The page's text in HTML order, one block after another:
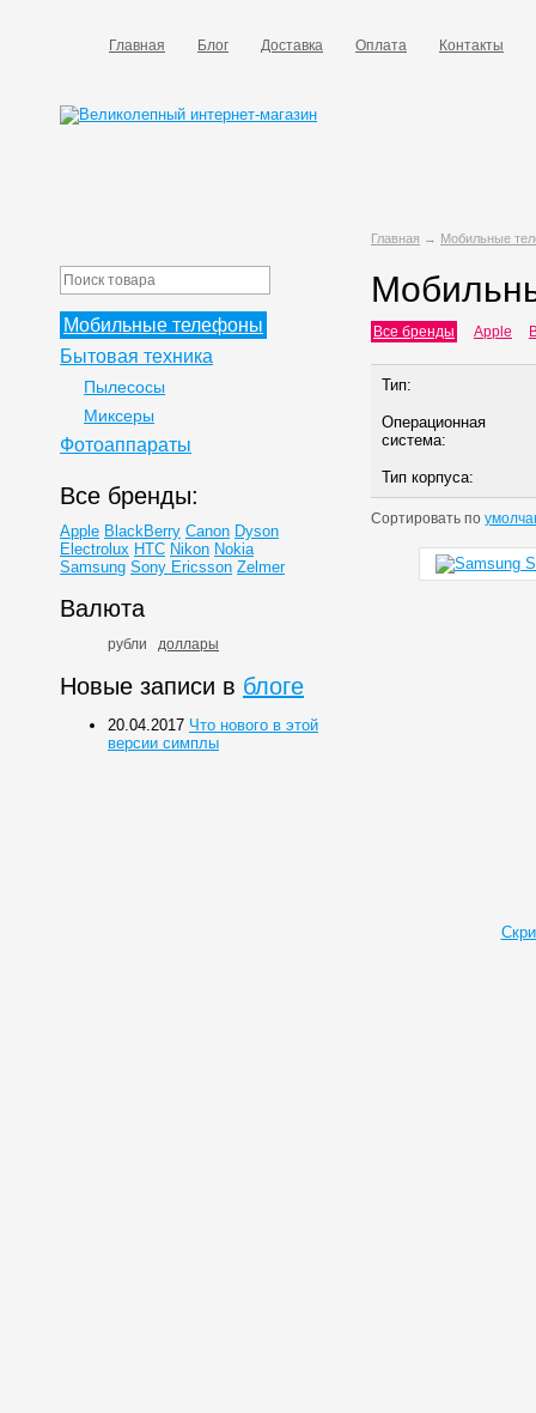
Главная Блог Доставка Оплата Контакты
Главная → Мобильные
Все бренды Apple
Тип:
Операционная
система:
Тип корпуса:
Сортировать по
Мобильные телефоны
Бытовая техника
Пылесосы
Миксеры
Фотоаппараты
Все бренды:
Apple BlackBerry Canon Dyson
Electrolux HTC Nikon Nokia
Samsung Sony Ericsson Zelmer
Валюта
рубли доллары
Новые записи в блоге
20.04.2017 Что нового в этой
версии симплы